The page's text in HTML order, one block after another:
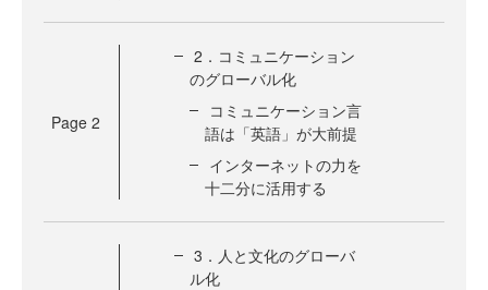
Page 2
2．コミュニケーション
のグローバル化
コミュニケーション言
語は「英語」が大前提
インターネットの力を
十二分に活用する
3．人と文化のグローバ
ル化